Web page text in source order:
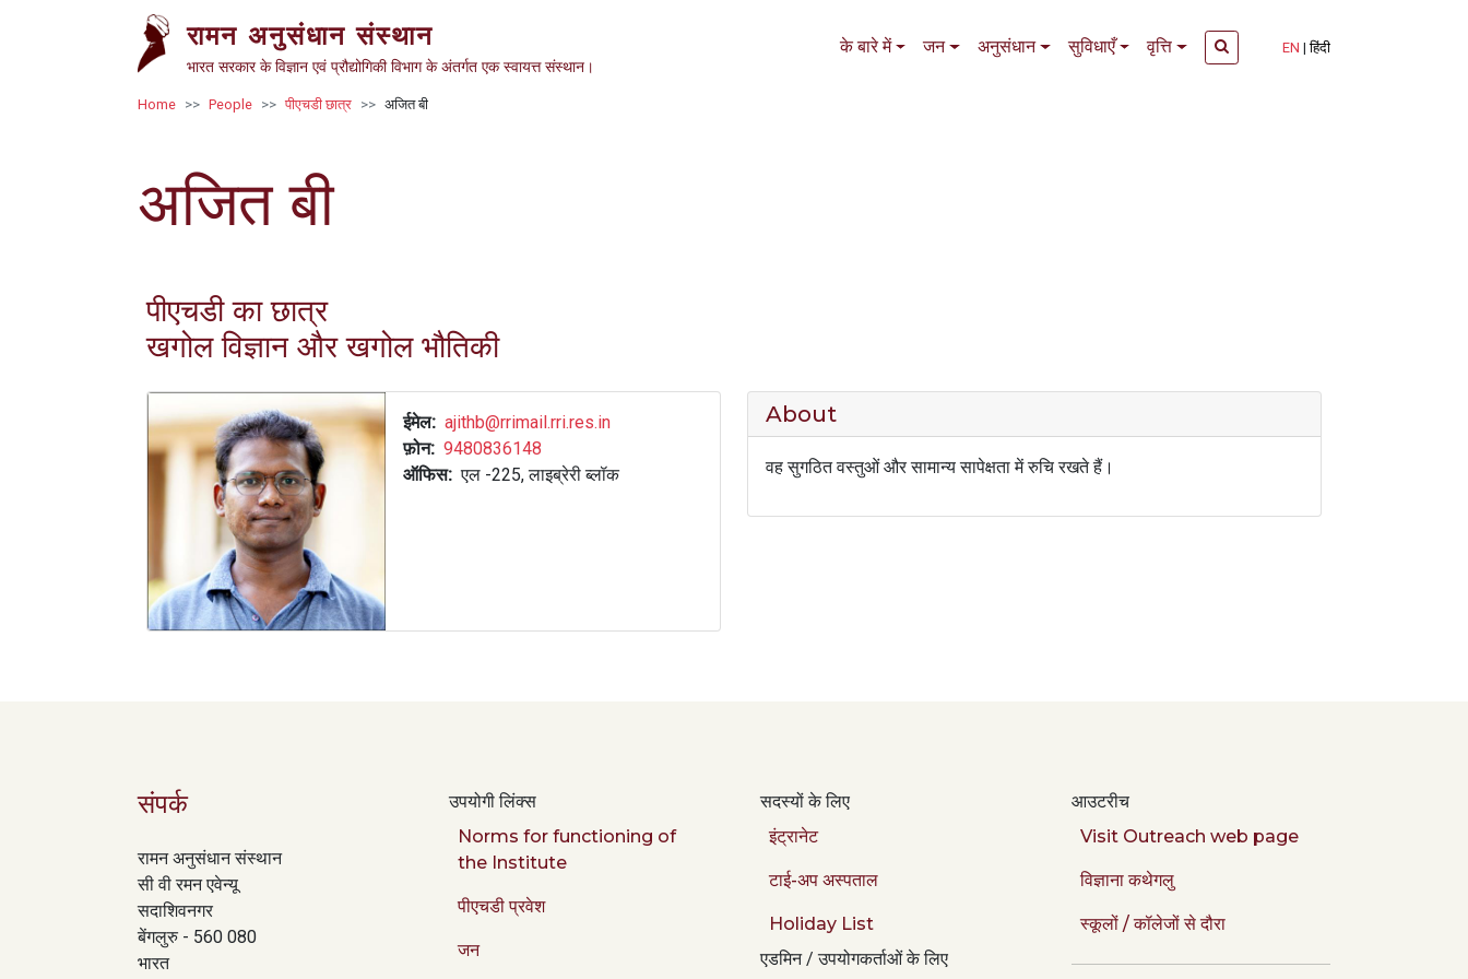
Skip to main content
रामन अनुसंधान संस्थान
भारत सरकार के विज्ञान एवं प्रौद्योगिकी विभाग के अंतर्गत एक स्वायत्त संस्थान।
Main navigation
के बारे में जन अनुसंधान सुविधाएँ वृत्ति EN हिंदी
Breadcrumb
Home People पीएचडी छात्र अजित बी
अजित बी
पीएचडी का छात्र
खगोल विज्ञान और खगोल भौतिकी
ईमेल
ajithb@rrimail.rri.res.in
फ़ोन
9480836148
ऑफिस
एल -225, लाइब्रेरी ब्लॉक
About
वह सुगठित वस्तुओं और सामान्य सापेक्षता में रुचि रखते हैं।
संपर्क
रामन अनुसंधान संस्थान
सी वी रमन एवेन्यू
सदाशिवनगर
बेंगलुरु - 560 080
भारत
उपयोगी लिंक्स
Norms for functioning of
the Institute
पीएचडी प्रवेश
जन
सदस्यों के लिए
इंट्रानेट
टाई-अप अस्पताल
Holiday List
एडमिन / उपयोगकर्ताओं के लिए
आउटरीच
Visit Outreach web page
विज्ञाना कथेगलु
स्कूलों / कॉलेजों से दौरा